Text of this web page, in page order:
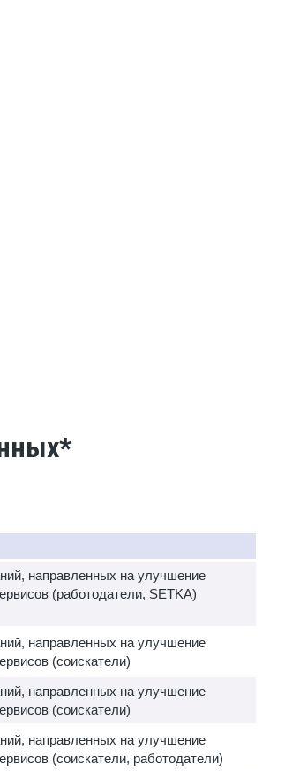
направленных на улучшение
(работодатели, SETKA)
направленных на улучшение
(соискатели)
направленных на улучшение
(соискатели)
направленных на улучшение
(соискатели, работодатели)